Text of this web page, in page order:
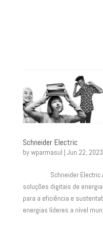
Schneider Electric
bywparmasul | Jun 22, 2023
Schneider Electric A
soluções digitais de
para a eficiência e
energias líderes a nível